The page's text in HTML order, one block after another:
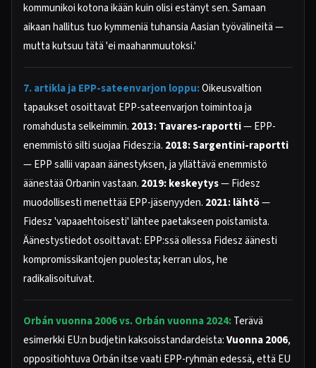
kommunikoi kotona ikään kuin olisi estänyt sen. Samaan
aikaan hallitus tuo kymmeniä tuhansia Aasian työvälineitä —
mutta kutsuu tätä 'ei maahanmuutoksi.'
7. artikla ja EPP-sateenvarjon loppu:Oikeusvaltion
tapaukset osoittavat EPP-sateenvarjon toimintoa ja
romahdusta selkeimmin. 2013: Tavares-raportti— EPP-
enemmistö silti suojaa Fidesz:ia. 2018: Sargentini-raportti
— EPP sallii vapaan äänestyksen, ja yllättävä enemmistö
äänestää Orbanin vastaan. 2019: keskeytys— Fidesz
muodollisesti menettää EPP-jäsenyyden. 2021: lähtö—
Fidesz 'vapaaehtoisesti' lähtee paetakseen poistamista.
Äänestystiedot osoittavat: EPP:ssä ollessa Fidesz äänesti
kompromissikantojen puolesta; kerran ulos, he
radikalisoituivat.
Orbán vuonna 2006 vs. Orbán vuonna 2024:Terävä
esimerkki EU:n budjetin kaksoisstandardeista:Vuonna 2006,
oppositiohtuva Orbán itse vaati EPP-ryhmän edessä, että EU